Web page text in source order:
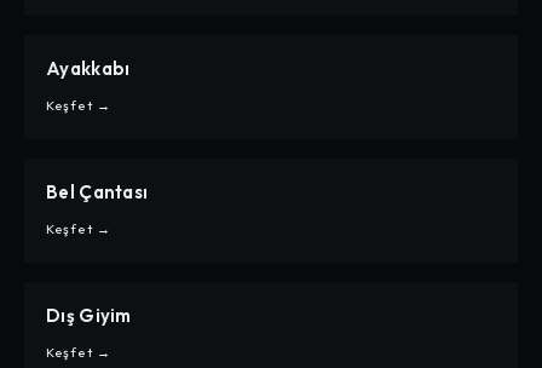
CARPE
AYAKKABI
Ayakkabı
Keşfet →
CARPE
BEL ÇANTASI
Bel Çantası
Keşfet →
CARPE
DIŞ GIYIM
Dış Giyim
Keşfet →